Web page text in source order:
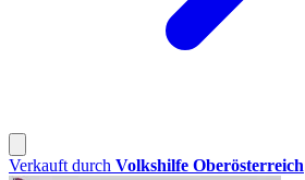
Verkauft durch Volkshilfe Oberösterreich